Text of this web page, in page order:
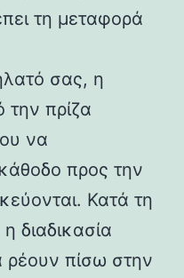
τη μεταφορά
σας, η
την πρίζα
να
προς την
Κατά τη
διαδικασία
ρέουν πίσω στην